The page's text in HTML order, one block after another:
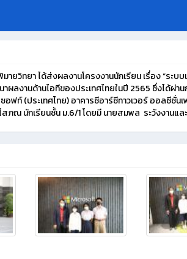
ายวิทยา ได้ส่งผลงานโครงงานนักเรียน เรื่อง “ระ
ลงานด้านไอทีของประเทศไทยในปี 2565 ซึ่งได้ผ่
ฟท์ (ประเทศไทย) อาคารซีอาร์ซีทาวเวอร์ ออลซี
ณ นักเรียนชั้น ม.6/1 โดยมี นายสมพล ระวังงานแ